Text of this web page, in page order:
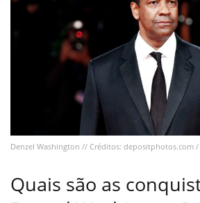
Denzel Washington // Créditos: depositphotos.com /
Quais são as